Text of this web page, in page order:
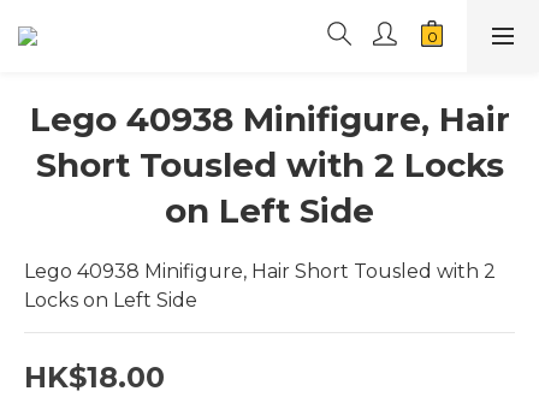
Lego 40938 Minifigure, Hair
Short Tousled with 2 Locks
on Left Side
Lego 40938 Minifigure, Hair Short Tousled with 2
Locks on Left Side
HK$18.00